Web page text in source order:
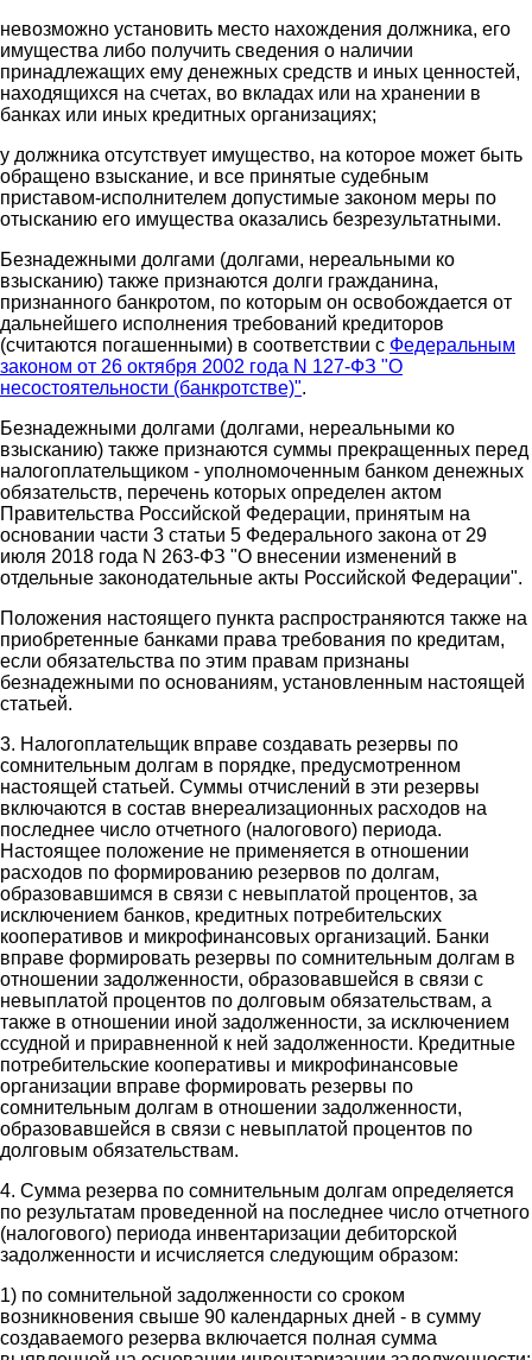
невозможно установить место нахождения должника, его
имущества либо получить сведения о наличии
принадлежащих ему денежных средств и иных ценностей,
находящихся на счетах, во вкладах или на хранении в
банках или иных кредитных организациях;
у должника отсутствует имущество, на которое может быть
обращено взыскание, и все принятые судебным
приставом-исполнителем допустимые законом меры по
отысканию его имущества оказались безрезультатными.
Безнадежными долгами (долгами, нереальными ко
взысканию) также признаются долги гражданина,
признанного банкротом, по которым он освобождается от
дальнейшего исполнения требований кредиторов
(считаются погашенными) в соответствии с Федеральным
законом от 26 октября 2002 года N 127-ФЗ "О
несостоятельности (банкротстве)".
Безнадежными долгами (долгами, нереальными ко
взысканию) также признаются суммы прекращенных перед
налогоплательщиком - уполномоченным банком денежных
обязательств, перечень которых определен актом
Правительства Российской Федерации, принятым на
основании части 3 статьи 5 Федерального закона от 29
июля 2018 года N 263-ФЗ "О внесении изменений в
отдельные законодательные акты Российской Федерации".
Положения настоящего пункта распространяются также на
приобретенные банками права требования по кредитам,
если обязательства по этим правам признаны
безнадежными по основаниям, установленным настоящей
статьей.
3. Налогоплательщик вправе создавать резервы по
сомнительным долгам в порядке, предусмотренном
настоящей статьей. Суммы отчислений в эти резервы
включаются в состав внереализационных расходов на
последнее число отчетного (налогового) периода.
Настоящее положение не применяется в отношении
расходов по формированию резервов по долгам,
образовавшимся в связи с невыплатой процентов, за
исключением банков, кредитных потребительских
кооперативов и микрофинансовых организаций. Банки
вправе формировать резервы по сомнительным долгам в
отношении задолженности, образовавшейся в связи с
невыплатой процентов по долговым обязательствам, а
также в отношении иной задолженности, за исключением
ссудной и приравненной к ней задолженности. Кредитные
потребительские кооперативы и микрофинансовые
организации вправе формировать резервы по
сомнительным долгам в отношении задолженности,
образовавшейся в связи с невыплатой процентов по
долговым обязательствам.
4. Сумма резерва по сомнительным долгам определяется
по результатам проведенной на последнее число отчетного
(налогового) периода инвентаризации дебиторской
задолженности и исчисляется следующим образом:
1) по сомнительной задолженности со сроком
возникновения свыше 90 календарных дней - в сумму
создаваемого резерва включается полная сумма